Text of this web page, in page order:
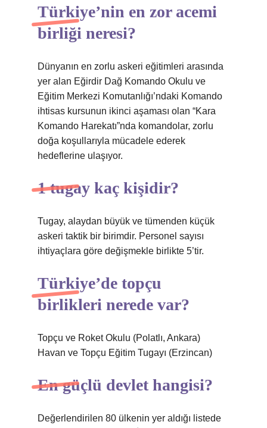
Türkiye’nin en zor acemi
birliği neresi?
Dünyanın en zorlu askeri eğitimleri arasında
yer alan Eğirdir Dağ Komando Okulu ve
Eğitim Merkezi Komutanlığı’ndaki Komando
ihtisas kursunun ikinci aşaması olan “Kara
Komando Harekatı”nda komandolar, zorlu
doğa koşullarıyla mücadele ederek
hedeflerine ulaşıyor.
1 tugay kaç kişidir?
Tugay, alaydan büyük ve tümenden küçük
askeri taktik bir birimdir. Personel sayısı
ihtiyaçlara göre değişmekle birlikte 5’tir.
Türkiye’de topçu
birlikleri nerede var?
Topçu ve Roket Okulu (Polatlı, Ankara)
Havan ve Topçu Eğitim Tugayı (Erzincan)
En güçlü devlet hangisi?
Değerlendirilen 80 ülkenin yer aldığı listede